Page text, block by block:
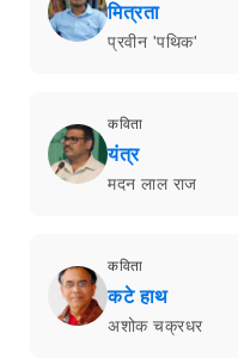
मित्रता
प्रवीन 'पथिक'
कविता
यंत्र
मदन लाल राज
कविता
कटे हाथ
अशोक चक्रधर